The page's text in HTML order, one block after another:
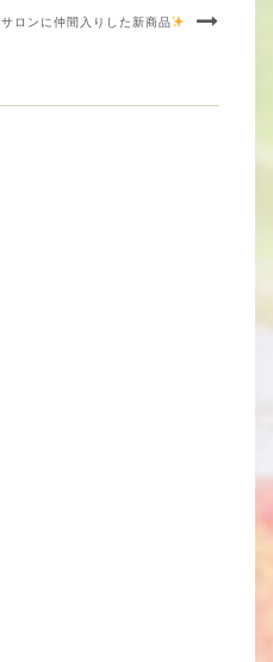
サロンに仲間入りした新商品